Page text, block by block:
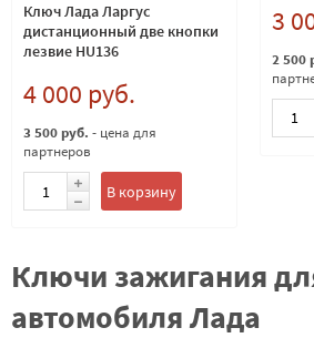
Ключ Лада Ларгус
дистанционный две кнопки
лезвие HU136
4 000 руб.
3 500 руб. - цена для
партнеров
В корзину
3
2 500
Ключи зажигания
автомобиля Лада